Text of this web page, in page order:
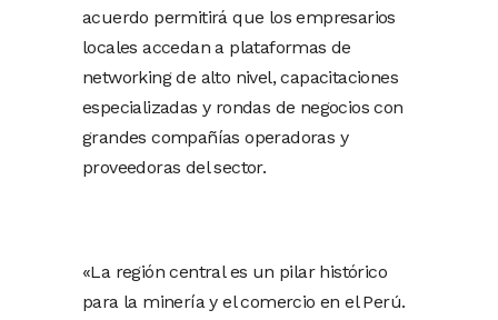
acuerdo permitirá que los empresarios
locales accedan a plataformas de
networking de alto nivel, capacitaciones
especializadas y rondas de negocios con
grandes compañías operadoras y
proveedoras del sector.
«La región central es un pilar histórico
para la minería y el comercio en el Perú.